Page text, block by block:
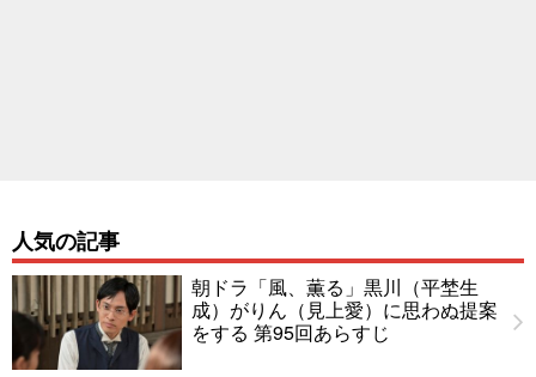
人気の記事
朝ドラ「風、薫る」黒川（平埜生
成）がりん（見上愛）に思わぬ提案
をする 第95回あらすじ